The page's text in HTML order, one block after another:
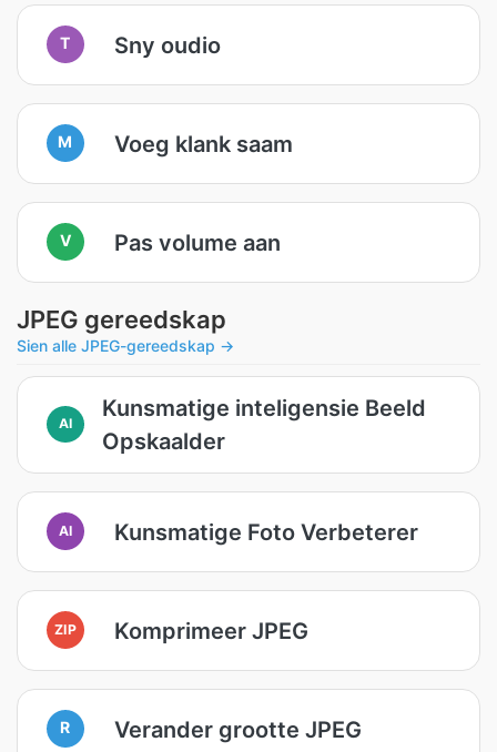
T Sny oudio
M Voeg klank saam
V Pas volume aan
JPEG gereedskap
Sien alle JPEG-gereedskap →
AI
Kunsmatige inteligensie Beeld
Opskaalder
AI Kunsmatige Foto Verbeterer
ZIP Komprimeer JPEG
R Verander grootte JPEG